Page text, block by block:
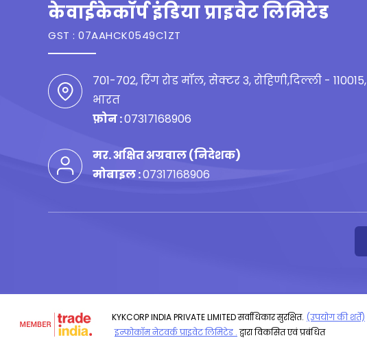
केवाईकेकॉर्प इंडिया प्राइवेट लिमिटेड
GST : 07AAHCK0549C1ZT
701-702, रिंग रोड मॉल, सेक्टर 3, रोहिणी,दिल्ली - 110015,
भारत
फ़ोन :07317168906
मर. अक्षित अग्रवाल(निदेशक)
मोबाइल :07317168906
KYKCORP INDIA PRIVATE LIMITED सर्वाधिकार सुरक्षित. (उपयोग की शर्तें)
इन्फोकॉम नेटवर्क प्राइवेट लिमिटेड .द्वारा विकसित एवं प्रबंधित